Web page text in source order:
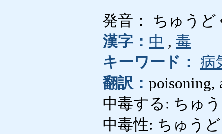
発音： ちゅうど
漢字： 中 , 毒
キーワード： 病
翻訳： poisoning,
中毒する: ちゅ
中毒性: ちゅう